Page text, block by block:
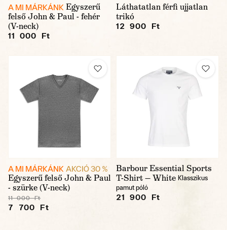
A MI MÁRKÁNK Egyszerű
felső John & Paul - fehér
(V-neck)
11 000 Ft
Láthatatlan férfi ujjatlan
trikó
12 900 Ft
A MI MÁRKÁNK AKCIÓ 30 %
Egyszerű felső John & Paul
- szürke (V-neck)
11 000 Ft
7 700 Ft
Barbour Essential Sports
T-Shirt — White Klasszikus
pamut póló
21 900 Ft